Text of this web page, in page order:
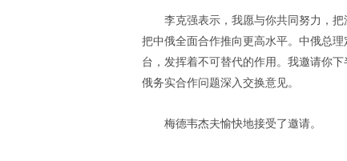
李克强表示，我愿与你共同努力，
把中俄全面合作推向更高水平。中俄总
台，发挥着不可替代的作用。我邀请你
俄务实合作问题深入交换意见。
梅德韦杰夫愉快地接受了邀请。